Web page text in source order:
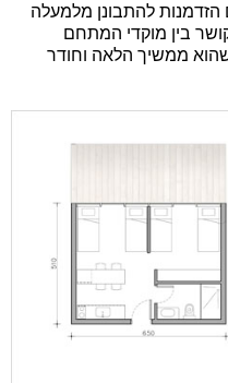
הזדמנות להתבונן מלמעלה
בין מוקדי המתחם
על פני 41 דונם, כשהוא ממשיך הלאה וחודר